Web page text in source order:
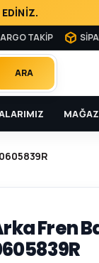
TAKİP
ARA
Fren